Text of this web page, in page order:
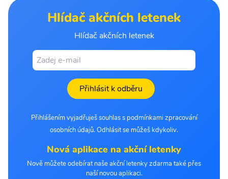
Hlídač akčních letenek
Hlídač akčních letenek
Přihlásit k odběru
Přihlášením vyjadřuješ souhlas s podmínkami zpracování
osobních údajů. Odhlásit se můžeš kdykoliv.
Nová aplikace na akční letenky
Nově můžete odebírat naše akční letenky zdarma také přes
naší novou aplikaci.